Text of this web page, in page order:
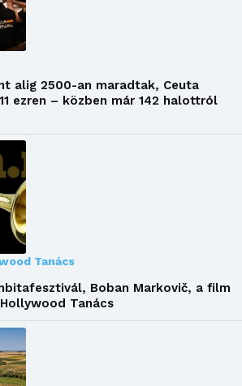
alig 2500-an maradtak, Ceuta
ezren – közben már 142 halottról
Tanács
Boban Markovič, a film
Tanács